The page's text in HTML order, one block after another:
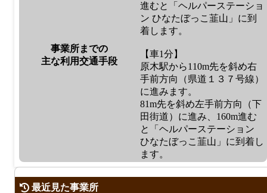
事業所までの
主な利用交通手段
進むと「ヘルパーステーショ
ン ひなたぼっこ韮山」に到
着します。
【車1分】
原木駅から110m先を斜め右
手前方向（県道１３７号線）
に進みます。
81m先を斜め左手前方向（下
田街道）に進み、160m進む
と「ヘルパーステーション
ひなたぼっこ韮山」に到着し
ます。
最近見た事業所